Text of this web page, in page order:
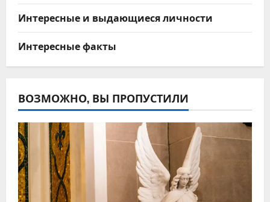
Интересные и выдающиеся личности
Интересные факты
ВОЗМОЖНО, ВЫ ПРОПУСТИЛИ